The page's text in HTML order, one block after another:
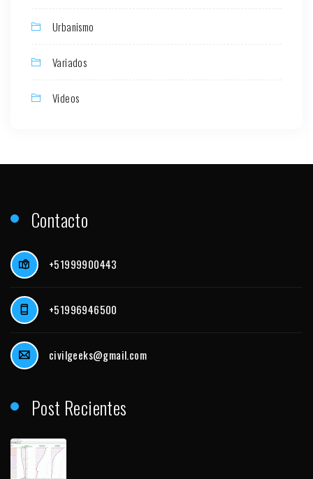
Urbanismo
Variados
Videos
Contacto
+51999900443
+51996946500
civilgeeks@gmail.com
Post Recientes